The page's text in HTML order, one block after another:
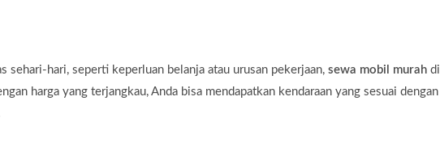
sehari-hari, seperti keperluan belanja atau urusan pekerjaan, sewa mobil murah di
harga yang terjangkau, Anda bisa mendapatkan kendaraan yang sesuai dengan